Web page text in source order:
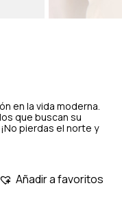
en la vida moderna.
que buscan su
pierdas el norte y
Añadir a favoritos